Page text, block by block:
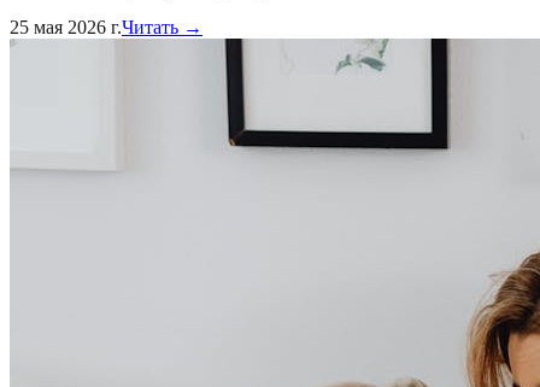
25 мая 2026 г.Читать →